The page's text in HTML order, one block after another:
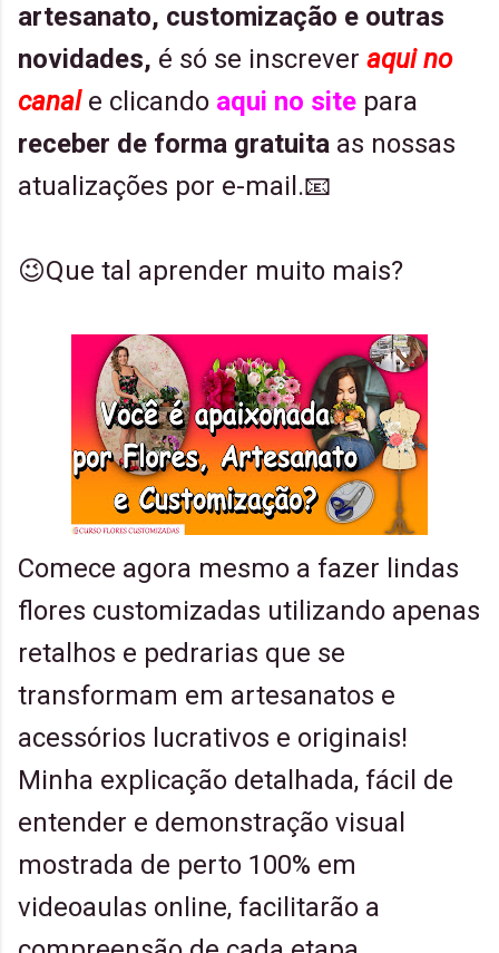
artesanato, customização e outras
novidades, é só se inscrever aqui no
canale clicando aqui no site para
receber de forma gratuita as nossas
atualizações por e-mail.📧
😉Que tal aprender muito mais?
Comece agora mesmo a fazer lindas
flores customizadas utilizando apenas
retalhos e pedrarias que se
transformam em artesanatos e
acessórios lucrativos e originais!
Minha explicação detalhada, fácil de
entender e demonstração visual
mostrada de perto 100% em
videoaulas online, facilitarão a